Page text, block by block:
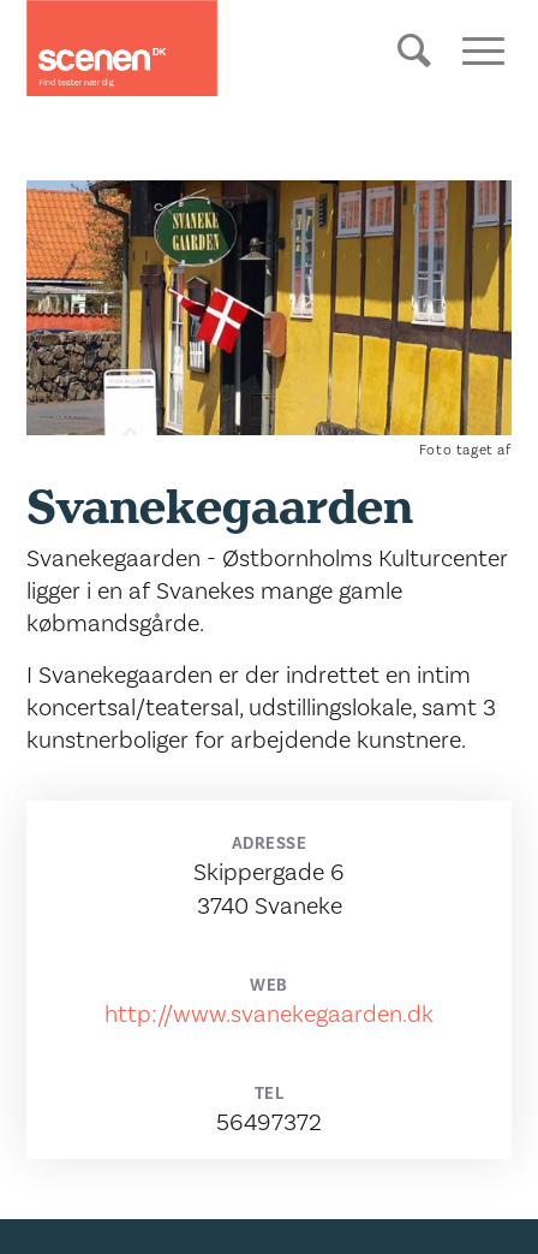
Foto taget af
Svanekegaarden
Svanekegaarden - Østbornholms Kulturcenter
ligger i en af Svanekes mange gamle
købmandsgårde.
I Svanekegaarden er der indrettet en intim
koncertsal/teatersal, udstillingslokale, samt 3
kunstnerboliger for arbejdende kunstnere.
ADRESSE
Skippergade 6
3740 Svaneke
WEB
http://www.svanekegaarden.dk
TEL
56497372